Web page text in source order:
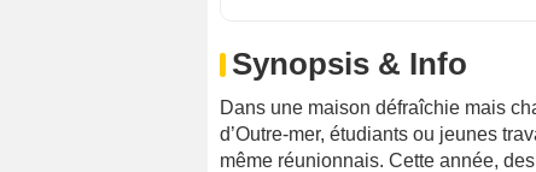
Synopsis & Info
Dans une maison défraîchie mais
d’Outre-mer, étudiants ou jeunes
même réunionnais. Cette année,